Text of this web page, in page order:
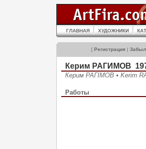
ГЛАВНАЯ ХУДОЖНИКИ
[ Регистрация |
Керим РАГИМОВ
Керим РАГІМОВ • Kerim
Работы